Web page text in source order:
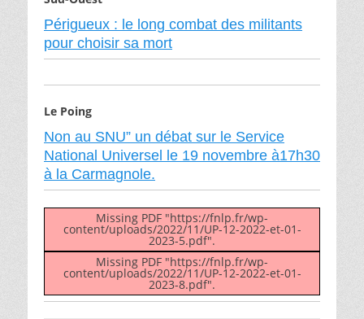
Périgueux : le long combat des militants
pour choisir sa mort
Le Poing
Non au SNU” un débat sur le Service
National Universel le 19 novembre à17h30
à la Carmagnole.
Missing PDF "https://fnlp.fr/wp-
content/uploads/2022/11/UP-12-2022-et-01-
2023-5.pdf".
Missing PDF "https://fnlp.fr/wp-
content/uploads/2022/11/UP-12-2022-et-01-
2023-8.pdf".